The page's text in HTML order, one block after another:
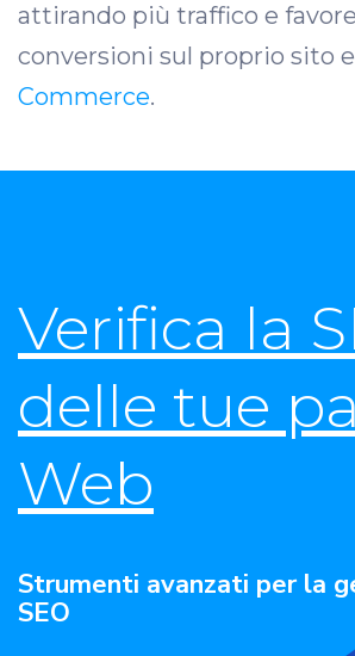
attirando più traffico e
conversioni sul proprio sito
Commerce.
Verifica la
delle tue
Web
Strumenti avanzati per la
SEO